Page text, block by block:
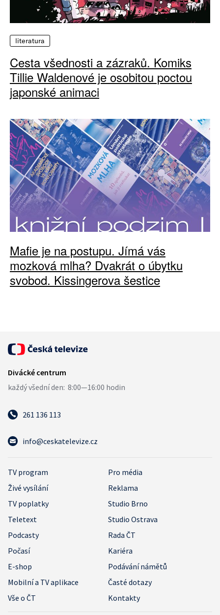
literatura
Cesta všednosti a zázraků. Komiks
Tillie Waldenové je osobitou poctou
japonské animaci
Mafie je na postupu. Jímá vás
mozková mlha? Dvakrát o úbytku
svobod. Kissingerova šestice
261 136 113
info@ceskatelevize.cz
TV program
Pro média
Živé vysílání
Reklama
TV poplatky
Studio Brno
Teletext
Studio Ostrava
Podcasty
Rada ČT
Počasí
Kariéra
E-shop
Podávání námětů
Mobilní a TV aplikace
Časté dotazy
Vše o ČT
Kontakty